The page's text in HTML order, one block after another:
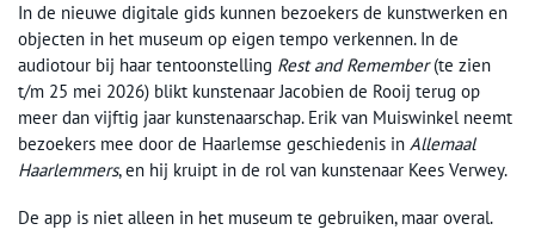
In de nieuwe digitale gids kunnen bezoekers de kunstwerken en
objecten in het museum op eigen tempo verkennen. In de
audiotour bij haar tentoonstelling Rest and Remember(te zien
t/m 25 mei 2026) blikt kunstenaar Jacobien de Rooij terug op
meer dan vijftig jaar kunstenaarschap. Erik van Muiswinkel neemt
bezoekers mee door de Haarlemse geschiedenis in Allemaal
Haarlemmers, en hij kruipt in de rol van kunstenaar Kees Verwey.
De app is niet alleen in het museum te gebruiken, maar overal.